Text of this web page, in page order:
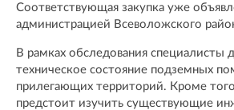
Соответствующая закупка уже
администрацией Всеволожского
В рамках обследования специалисты
техническое состояние подземных
прилегающих территорий. Кроме
предстоит изучить существующие